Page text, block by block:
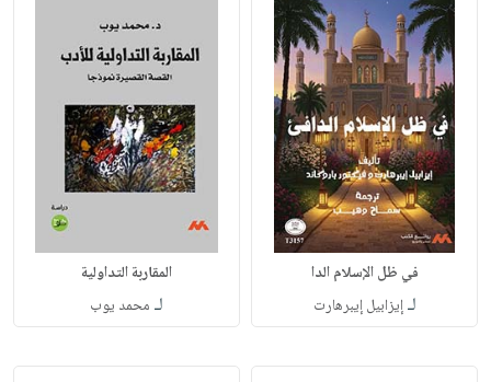
في ظل الإسلام الدا
لـإيزابيل إيبرهارت
المقاربة التداولية
لـ محمد يوب